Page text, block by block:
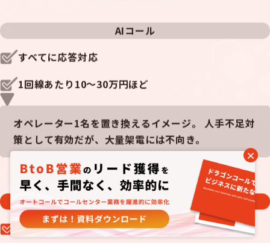
AIコール
すべてに応答対応
1回線あたり10～30万円ほど
オペレーター1名を置き換えるイメージ。 人手不足対
策として有効だが、大量架電には不向き。
Dragon Call
音声案内のみ